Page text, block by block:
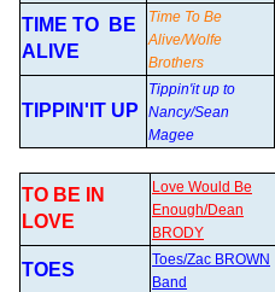
TIME TO BE
ALIVE
Time To Be
Alive/Wolfe
Brothers
TIPPIN'IT UP
Tippin'it up to
Nancy/Sean
Magee
TO BE IN
LOVE
Love Would Be
Enough/Dean
BRODY
TOES
Toes/Zac BROWN
Band